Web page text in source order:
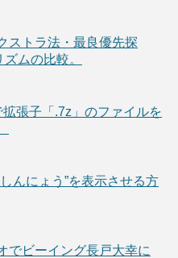
ストラ法・最良優先探
ムの比較。
拡張子「.7z」のファイルを
しんにょう”を表示させる方
でビーイング長戸大幸に